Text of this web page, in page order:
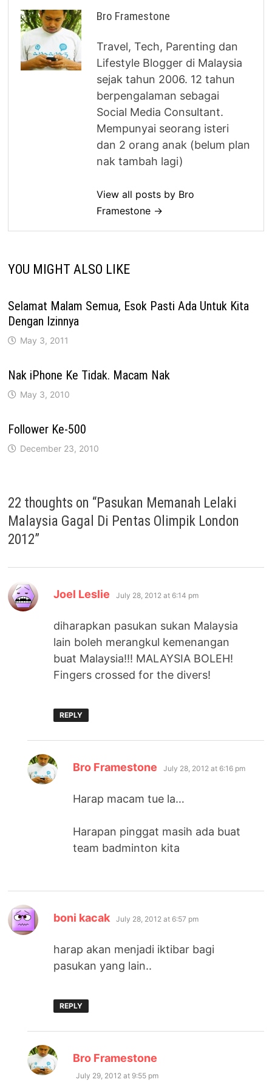
Bro Framestone
Travel, Tech, Parenting dan
Lifestyle Blogger di Malaysia
sejak tahun 2006. 12 tahun
berpengalaman sebagai
Social Media Consultant.
Mempunyai seorang isteri
dan 2 orang anak (belum plan
nak tambah lagi)
View all posts by Bro
Framestone →
YOU MIGHT ALSO LIKE
Selamat Malam Semua, Esok Pasti Ada Untuk Kita
Dengan Izinnya
May 3, 2011
Nak iPhone Ke Tidak. Macam Nak
May 3, 2010
Follower Ke-500
December 23, 2010
22 thoughts on “Pasukan Memanah Lelaki
Malaysia Gagal Di Pentas Olimpik London
2012”
Joel Leslie says:
July 28, 2012 at 6:14 pm
diharapkan pasukan sukan Malaysia
lain boleh merangkul kemenangan
buat Malaysia!!! MALAYSIA BOLEH!
Fingers crossed for the divers!
REPLY
Bro Framestone says:
July 28, 2012 at 6:16 pm
Harap macam tue la…
Harapan pinggat masih ada buat
team badminton kita
boni kacak says:
July 28, 2012 at 6:57 pm
harap akan menjadi iktibar bagi
pasukan yang lain..
REPLY
Bro Framestone
July 29, 2012 at 9:55 pm